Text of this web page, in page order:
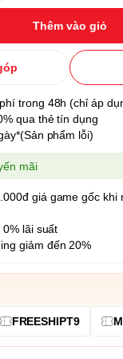
Thêm vào giỏ
trong 48h (chỉ áp
qua thẻ tín dụng
phẩm lỗi)
mãi
giá game gốc khi
lãi suất
giảm đến 20%
FREESHIPT9